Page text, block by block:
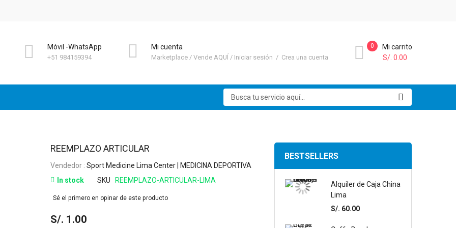
Móvil -WhatsApp
+51 984159394
Mi cuenta
Marketplace Vende AQUÍ Iniciar sesión Crea una cuenta
Mi carrito
0
S/. 0.00
Buscar
REEMPLAZO ARTICULAR
Vendedor : Sport Medicine Lima Center | MEDICINA DEPORTIVA
In stock
SKU REEMPLAZO-ARTICULAR-LIMA
Sé el primero en opinar de este producto
S/. 1.00
beginning
gallery
BESTSELLERS
Alquiler de Caja China
Lima
S/. 60.00